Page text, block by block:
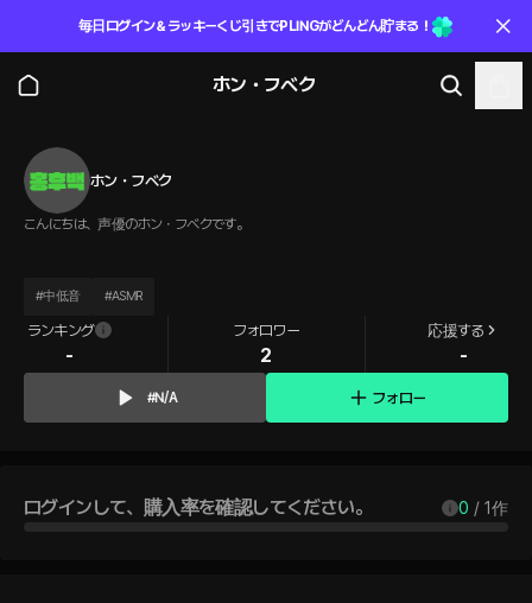
毎日ログイン＆ラッキーくじ引きでPLINGがどんどん貯まる！
ホン・フベク
ホン・フベク
こんにちは、声優のホン・フベクです。
#中低音 #ASMR
ランキング
-
フォロワー
2
応援する
-
#N/A フォロー
ログインして、購入率を確認してください。 0 / 1作